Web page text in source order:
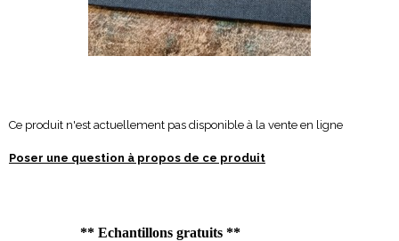
Ce produit n'est actuellement pas disponible à la vente en ligne
Poser une question à propos de ce produit
** Echantillons gratuits **